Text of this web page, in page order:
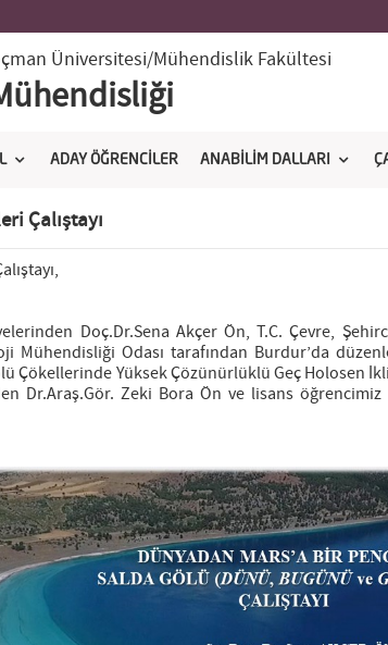
Üniversitesi/Mühendislik Fakültesi
ADAY ÖĞRENCİLER ANABİLİM DALLARI
Çalıştayı
Doç.Dr.Sena Akçer Ön, T.C. Çevre,
Mühendisliği Odası tarafından Burdur’da
Çökellerinde Yüksek Çözünürlüklü Geç Holosen
Dr.Araş.Gör. Zeki Bora Ön ve lisans öğrencimiz